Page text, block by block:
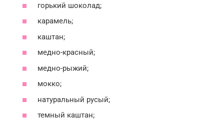
горький шоколад;
карамель;
каштан;
медно-красный;
медно-рыжий;
мокко;
натуральный русый;
темный каштан;